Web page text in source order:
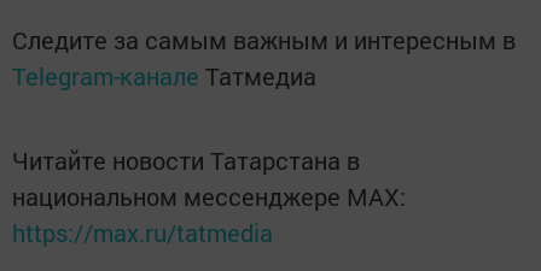
Следите за самым важным и интересным в
Telegram-канале Татмедиа
Читайте новости Татарстана в
национальном мессенджере MАХ:
https://max.ru/tatmedia